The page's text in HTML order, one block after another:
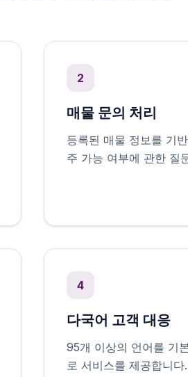
2
매물 문의 처리
등록된 매물 정보를 기
주 가능 여부에 관한 질
4
다국어 고객 대응
95개 이상의 언어를 기
로 서비스를 제공합니다.